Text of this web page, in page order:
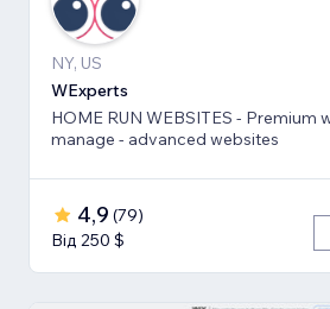
NY, US
WExperts
HOME RUN WEBSITES - Premium
manage - advanced websites
4,9 (79)
Від 250 $